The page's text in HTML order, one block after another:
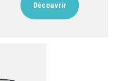
Découvrir